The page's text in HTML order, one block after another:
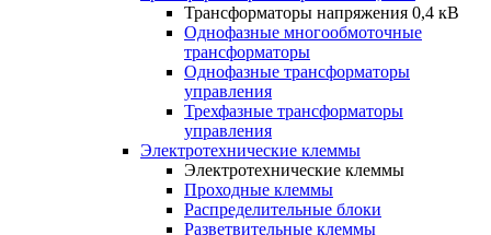
Трансформаторы напряжения 0,4 кВ
Однофазные многообмоточные
трансформаторы
Однофазные трансформаторы
управления
Трехфазные трансформаторы
управления
Электротехнические клеммы
Электротехнические клеммы
Проходные клеммы
Распределительные блоки
Разветвительные клеммы